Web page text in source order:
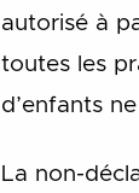
autorisé à
toutes les
d’enfants
La non-